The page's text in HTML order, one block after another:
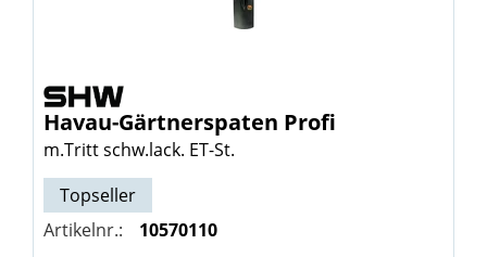
Havau-Gärtnerspaten Profi
m.Tritt schw.lack. ET-St.
Topseller
Artikelnr.:
10570110